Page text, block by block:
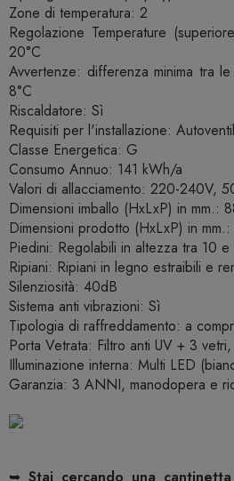
Zone di temperatura: 2
Regolazione Temperature
20°C
Avvertenze: differenza minima tra
8°C
Riscaldatore: Sì
Requisiti per l'installazione:
Classe Energetica: G
Consumo Annuo: 141 kWh/a
Valori di allacciamento: 220-240V,
Dimensioni imballo (HxLxP) in mm.:
Dimensioni prodotto (HxLxP) in
Piedini: Regolabili in altezza tra 10 e
Ripiani: Ripiani in legno estraibili e
Silenziosità: 40dB
Sistema anti vibrazioni: Sì
Tipologia di raffreddamento: a
Porta Vetrata: Filtro anti UV + 3
Illuminazione interna: Multi LED
Garanzia: 3 ANNI, manodopera e